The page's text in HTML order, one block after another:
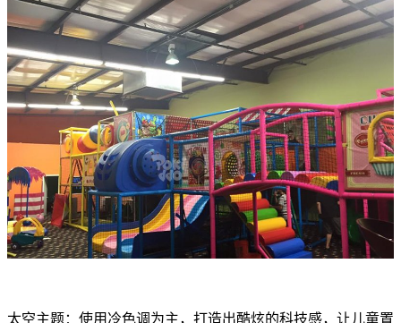
太空主题：使用冷色调为主，打造出酷炫的科技感，让儿童置